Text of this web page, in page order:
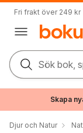
Fri frakt över 249 kr
Sök bok,
Skapa
Djur och Natur